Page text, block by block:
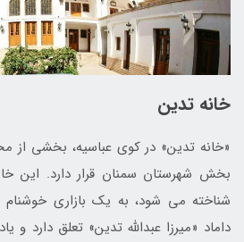
خانه تدین
«خانه تدين» در کوی عباسيه، بخشی از
بخش شهرستان سمنان قرار دارد. این
شناخته می ­شود، به یک بازاری خوشنام
داماد «میرزا عبدالله تدین» تعلق دارد و